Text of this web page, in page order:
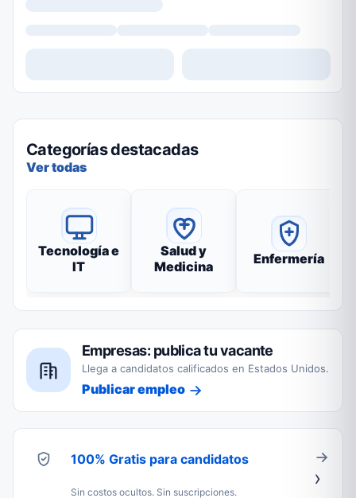
Categorías destacadas
Ver todas
Tecnología e
IT
Salud y
Medicina
Enfermería
Empresas: publica tu vacante
Llega a candidatos calificados en Estados Unidos.
Publicar empleo
100% Gratis para candidatos
Sin costos ocultos. Sin suscripciones.